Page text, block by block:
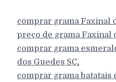
comprar gramaFaxinal
preço de gramaFaxinal
comprar grama
dos Guedes SC,
comprar grama batatais